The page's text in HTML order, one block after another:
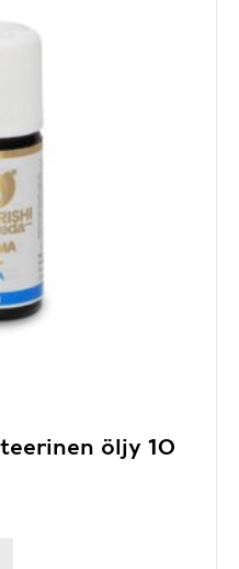
öljy 10